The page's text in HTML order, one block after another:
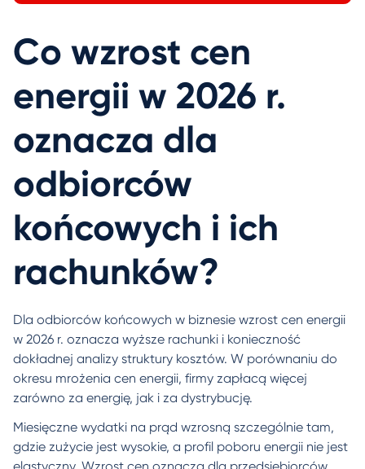
Co wzrost cen
energii w 2026 r.
oznacza dla
odbiorców
końcowych i ich
rachunków?
Dla odbiorców końcowych w biznesie wzrost cen energii
w 2026 r. oznacza wyższe rachunki i konieczność
dokładnej analizy struktury kosztów. W porównaniu do
okresu mrożenia cen energii, firmy zapłacą więcej
zarówno za energię, jak i za dystrybucję.
Miesięczne wydatki na prąd wzrosną szczególnie tam,
gdzie zużycie jest wysokie, a profil poboru energii nie jest